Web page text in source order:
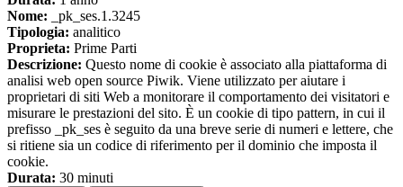
Nome: _pk_ses.1.3245
Tipologia: analitico
Proprieta: Prime Parti
Descrizione: Questo nome di cookie è associato alla piattaforma di
analisi web open source Piwik. Viene utilizzato per aiutare i
proprietari di siti Web a monitorare il comportamento dei visitatori e
misurare le prestazioni del sito. È un cookie di tipo pattern, in cui il
prefisso _pk_ses è seguito da una breve serie di numeri e lettere, che
si ritiene sia un codice di riferimento per il dominio che imposta il
cookie.
Durata: 30 minuti